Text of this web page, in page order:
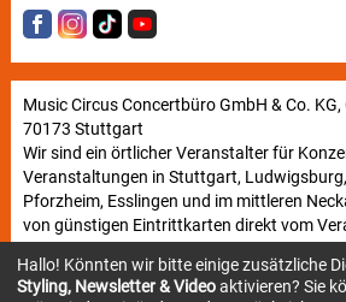
Music Circus Concertbüro GmbH & Co.
70173 Stuttgart
Wir sind ein örtlicher Veranstalter für
Veranstaltungen in Stuttgart,
Pforzheim, Esslingen und im mittleren
von günstigen Eintrittkarten direkt vom
Hallo! Könnten wir bitte einige zusätzliche
Styling, Newsletter & Videoaktivieren? Sie